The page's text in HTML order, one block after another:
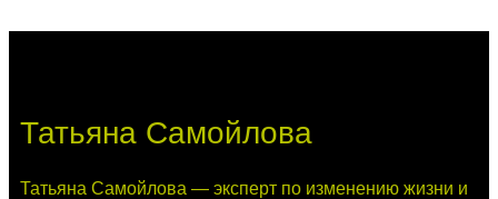
Татьяна Самойлова
Татьяна Самойлова — эксперт по изменению жизни и